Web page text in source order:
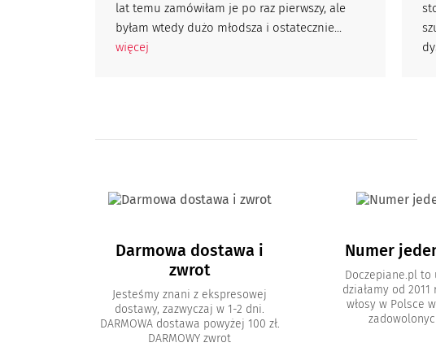
lat temu zamówiłam je po raz pierwszy, ale
byłam wtedy dużo młodsza i ostatecznie...
więcej
Darmowa dostawa i
zwrot
Jesteśmy znani z ekspresowej
dostawy, zazwyczaj w 1-2 dni.
DARMOWA dostawa powyżej 100 zł.
DARMOWY zwrot
Numer
Doczepiane.pl to
działamy od
włosy w Polsce